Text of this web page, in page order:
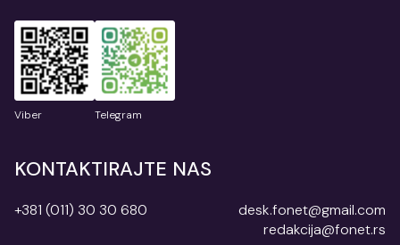
Viber Telegram
KONTAKTIRAJTE NAS
+381 (011) 30 30 680
desk.fonet@gmail.com
redakcija@fonet.rs